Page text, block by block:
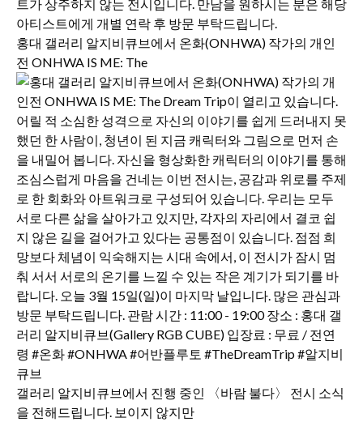
홍대 갤러리 알지비큐브에서 온화(ONHWA) 작가의 개인
전 ONHWA IS ME: The
갤러리 알지비큐브에서 진행 중인 〈바람 불다〉 전시 소식
을 전해드립니다. 보이지 않지만